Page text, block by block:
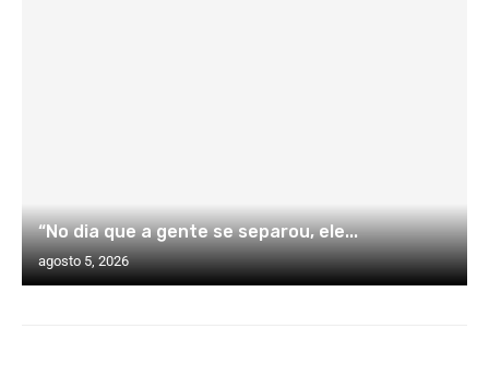
“No dia que a gente se separou, ele...
agosto 5, 2026